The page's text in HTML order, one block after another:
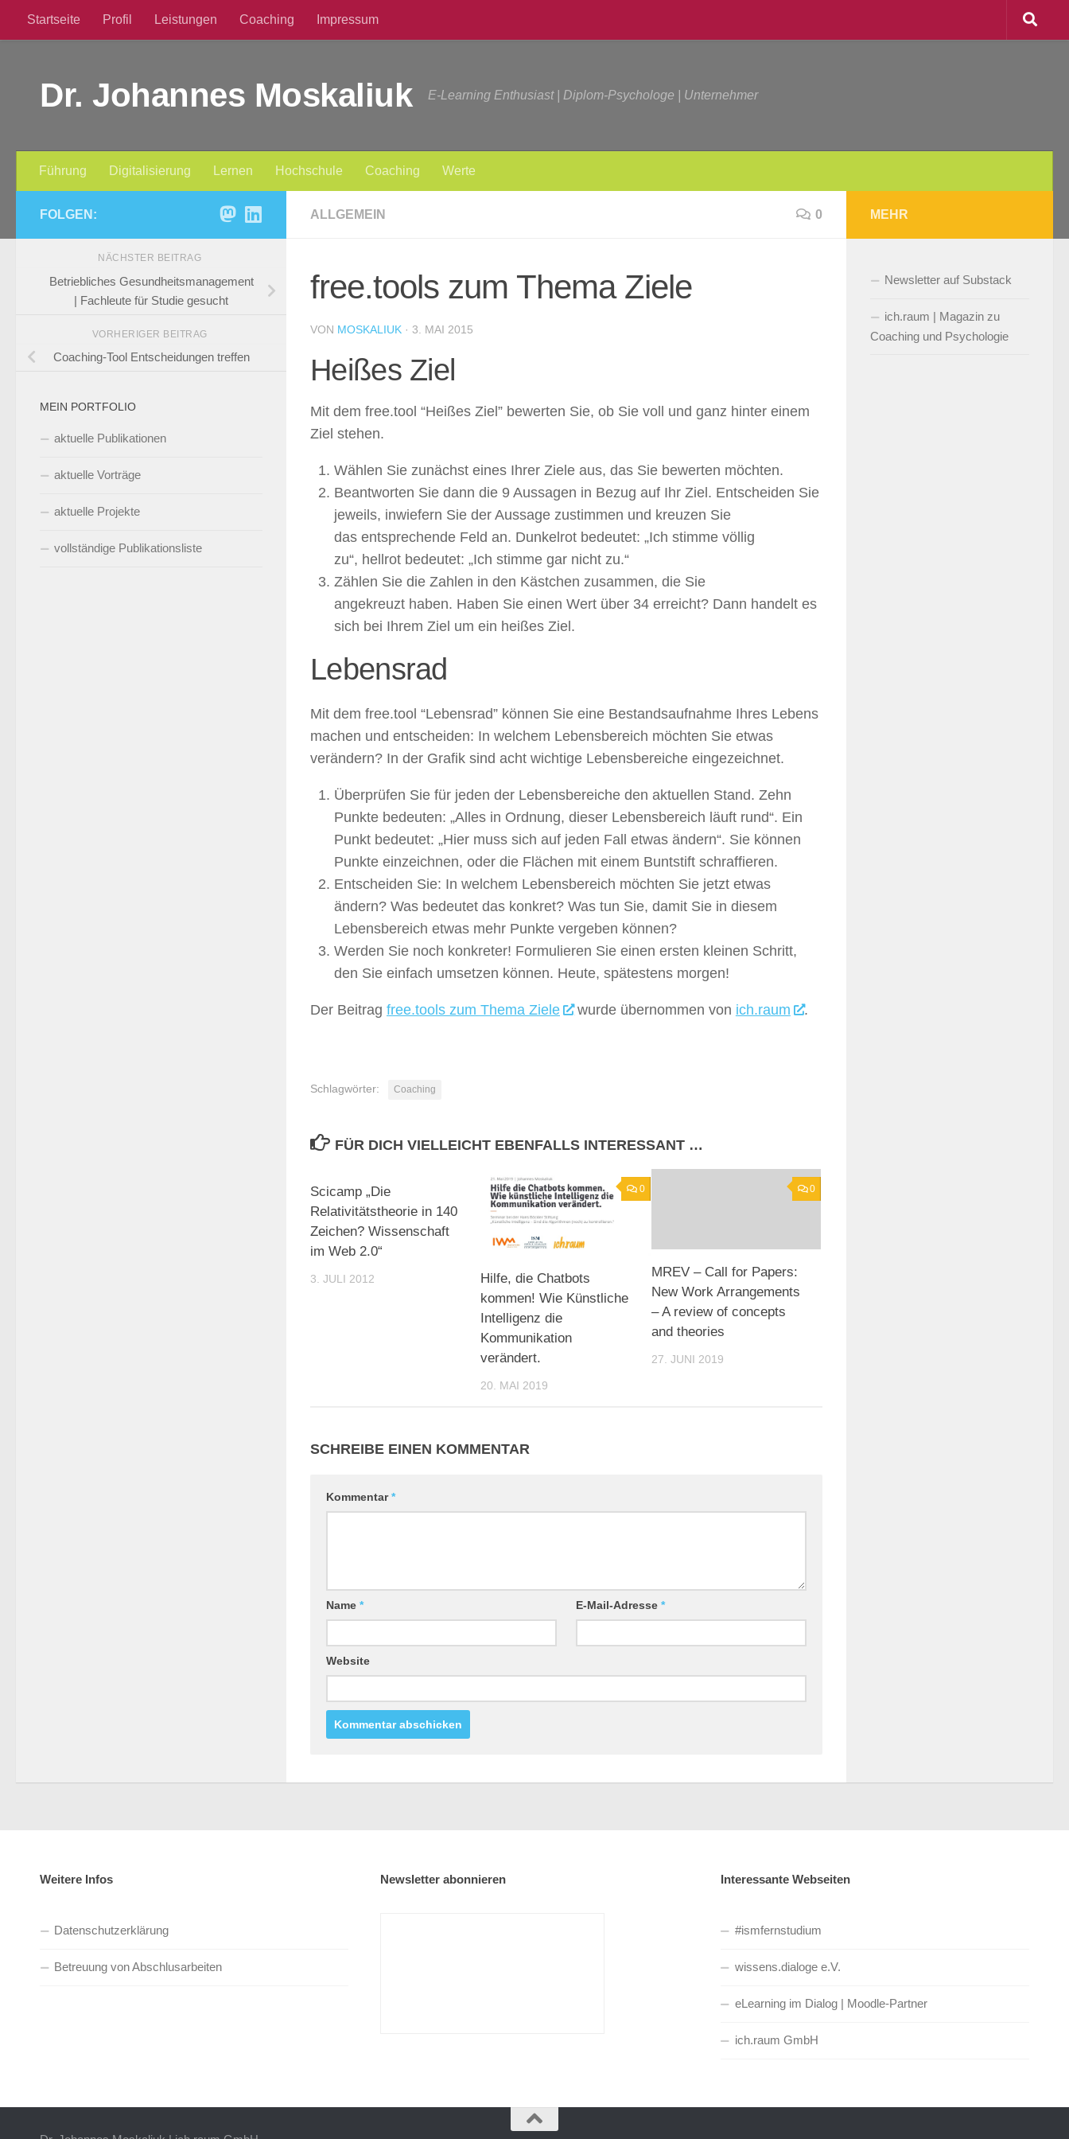
Zum Inhalt springen
Startseite Profil Leistungen Coaching Impressum
Dr. Johannes Moskaliuk E-Learning Enthusiast | Diplom-Psychologe | Unternehmer
Führung Digitalisierung Lernen Hochschule Coaching Werte
ALLGEMEIN 0
free.tools zum Thema Ziele
VON MOSKALIUK · 3. MAI 2015
Heißes Ziel
Mit dem free.tool “Heißes Ziel” bewerten Sie, ob Sie voll und ganz hinter einem
Ziel stehen.
Wählen Sie zunächst eines Ihrer Ziele aus, das Sie bewerten möchten.
Beantworten Sie dann die 9 Aussagen in Bezug auf Ihr Ziel. Entscheiden Sie
jeweils, inwiefern Sie der Aussage zustimmen und kreuzen Sie
das entsprechende Feld an. Dunkelrot bedeutet: „Ich stimme völlig
zu“, hellrot bedeutet: „Ich stimme gar nicht zu.“
Zählen Sie die Zahlen in den Kästchen zusammen, die Sie
angekreuzt haben. Haben Sie einen Wert über 34 erreicht? Dann handelt es
sich bei Ihrem Ziel um ein heißes Ziel.
Lebensrad
Mit dem free.tool “Lebensrad” können Sie eine Bestandsaufnahme Ihres Lebens
machen und entscheiden: In welchem Lebensbereich möchten Sie etwas
verändern? In der Grafik sind acht wichtige Lebensbereiche eingezeichnet.
Überprüfen Sie für jeden der Lebensbereiche den aktuellen Stand. Zehn
Punkte bedeuten: „Alles in Ordnung, dieser Lebensbereich läuft rund“. Ein
Punkt bedeutet: „Hier muss sich auf jeden Fall etwas ändern“. Sie können
Punkte einzeichnen, oder die Flächen mit einem Buntstift schraffieren.
Entscheiden Sie: In welchem Lebensbereich möchten Sie jetzt etwas
ändern? Was bedeutet das konkret? Was tun Sie, damit Sie in diesem
Lebensbereich etwas mehr Punkte vergeben können?
Werden Sie noch konkreter! Formulieren Sie einen ersten kleinen Schritt,
den Sie einfach umsetzen können. Heute, spätestens morgen!
Der Beitrag free.tools zum Thema Ziele wurde übernommen von ich.raum .
Schlagwörter: Coaching
FÜR DICH VIELLEICHT EBENFALLS INTERESSANT …
Scicamp „Die
Relativitätstheorie in 140
Zeichen? Wissenschaft
im Web 2.0“
3. JULI 2012
0
Hilfe, die Chatbots
kommen! Wie Künstliche
Intelligenz die
Kommunikation
verändert.
20. MAI 2019
0
MREV – Call for Papers:
New Work Arrangements
– A review of concepts
and theories
27. JUNI 2019
SCHREIBE EINEN KOMMENTAR
Kommentar*
Name * E-Mail-Adresse*
Website
FOLGEN:
NÄCHSTER BEITRAG
Betriebliches Gesundheitsmanagement
| Fachleute für Studie gesucht
VORHERIGER BEITRAG
Coaching-Tool Entscheidungen treffen
MEIN PORTFOLIO
aktuelle Publikationen
aktuelle Vorträge
aktuelle Projekte
vollständige Publikationsliste
MEHR
Newsletter auf Substack
ich.raum | Magazin zu
Coaching und Psychologie
Weitere Infos
Datenschutzerklärung
Betreuung von Abschlusarbeiten
Newsletter abonnieren Interessante Webseiten
#ismfernstudium
wissens.dialoge e.V.
eLearning im Dialog | Moodle-Partner
ich.raum GmbH